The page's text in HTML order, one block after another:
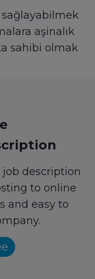
aşinalık
sahibi olmak
job description
to online
and easy to